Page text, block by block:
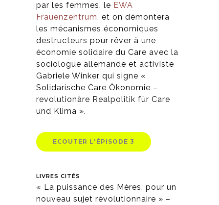
par les femmes, le EWA
Frauenzentrum , et on démontera
les mécanismes économiques
destructeurs pour rêver à une
économie solidaire du Care avec la
sociologue allemande et activiste
Gabriele Winker qui signe «
Solidarische Care Ökonomie –
revolutionäre Realpolitik für Care
und Klima ».
ECOUTER L'ÉPISODE 3
LIVRES CITÉS
« La puissance des Mères, pour un
nouveau sujet révolutionnaire » –